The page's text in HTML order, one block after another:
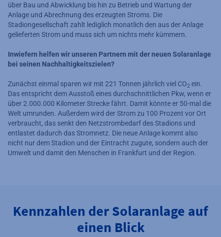
über Bau und Abwicklung bis hin zu Betrieb und Wartung der
Anlage und Abrechnung des erzeugten Stroms. Die
Stadiongesellschaft zahlt lediglich monatlich den aus der Anlage
gelieferten Strom und muss sich um nichts mehr kümmern.
Inwiefern helfen wir unseren Partnern mit der neuen Solaranlage
bei seinen Nachhaltigkeitszielen?
Zunächst einmal sparen wir mit 221 Tonnen jährlich viel CO2 ein.
Das entspricht dem Ausstoß eines durchschnittlichen Pkw, wenn er
über 2.000.000 Kilometer Strecke fährt. Damit könnte er 50-mal die
Welt umrunden. Außerdem wird der Strom zu 100 Prozent vor Ort
verbraucht, das senkt den Netzstrombedarf des Stadions und
entlastet dadurch das Stromnetz. Die neue Anlage kommt also
nicht nur dem Stadion und der Eintracht zugute, sondern auch der
Umwelt und damit den Menschen in Frankfurt und der Region.
Kennzahlen der Solaranlage auf
einen Blick